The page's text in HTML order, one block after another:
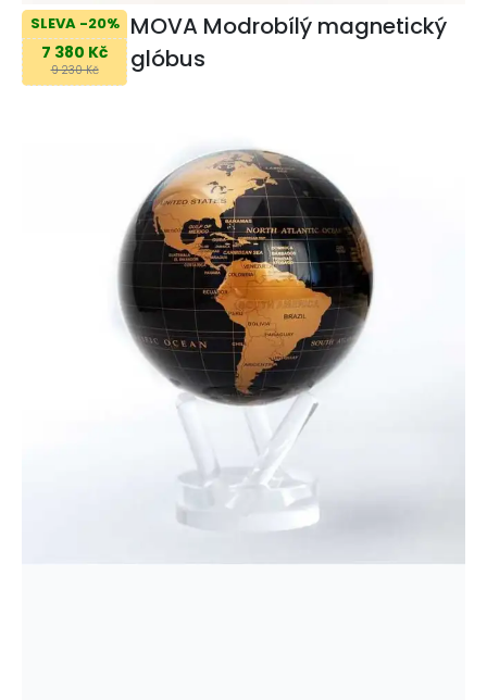
SLEVA -20%
7 380 Kč
9 230 Kč
MOVA Modrobílý magnetický
glóbus